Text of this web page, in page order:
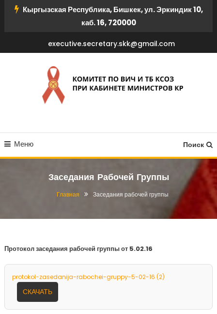
ПерейтиКыргызская Республика, Бишкек, ул. Эркиндик 10,
каб. 16, 720000
executive.secretary.skk@gmail.com
КСОЗ ПРИ КАБИНЕТЕ
МИНИСТРОВ КР
Меню Поиск
Заседания Рабочей Группы
Главная Заседания рабочей группы
Протокол заседания рабочей группы от 5.02.16
protokol-zasedanija-rabochei-gruppy-5-02-16 (2)
СКАЧАТЬ